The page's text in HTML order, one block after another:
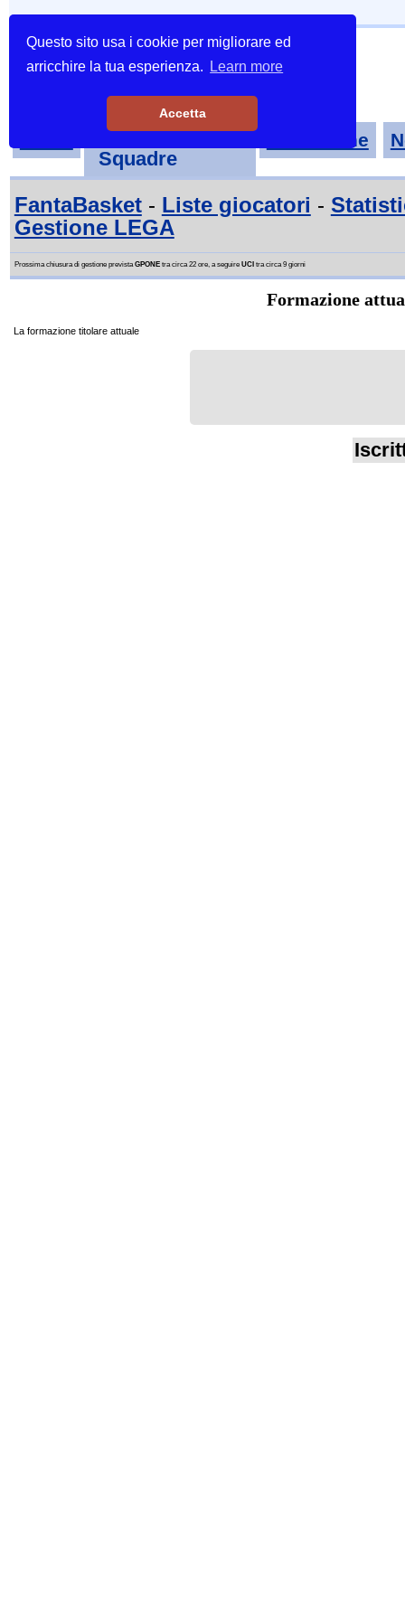
Questo sito usa i cookie per migliorare ed
arricchire la tua esperienza.
Learn more
Accetta
Tornei-
Squadre
Classifiche
FantaBasket- Liste giocatori -
Gestione LEGA
Prossima chiusura di gestione previstaGPONEtra circa 22 ore, a seguire UCI tra circa 9 giorni
Formazione
La formazione titolare attuale